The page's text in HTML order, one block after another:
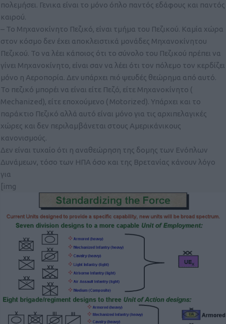
πολεμήσει. Γενικα είναι το μόνο όπλο παντός εδάφους και παντός
καιρού.
– Το Μηχανοκίνητο Πεζικό, είναι τμήμα του Πεζικού. Καμία χώρα
στον κόσμο δεν έχει αποκλειστικά μονάδες Μηχανοκίνητου
Πεζικού. Το να λέει κάποιος ότι το σύνολο του Πεζικού πρέπει να
γίνει Μηχανοκίνητο, είναι σαν να λέει ότι τον πόλεμο τον κερδίζει
μόνο η Αεροπορία. Δεν υπάρχει πιό ψευδές θεώρημα από αυτό.
Το πεζικό μπορέι να είναι είτε Πεζό, είτε Μηχανοκίνητο (
Mechanized), είτε εποχούμενο ( Motorized). Υπάρχει και το
παράκτιο Πεζικό αλλά αυτό είναι μόνο για τις αρχιπελαγικές
χώρες και δεν περιλαμβάνεται στους Αμερικάνικους
κανονισμούς.
Δεν είναι τυχαίο ότι η αναθεώρηση της δομης των Ενόπλων
Δυνάμεων, τόσο των ΗΠΑ όσο και της Βρετανίας κάνουν λόγο
για
[img